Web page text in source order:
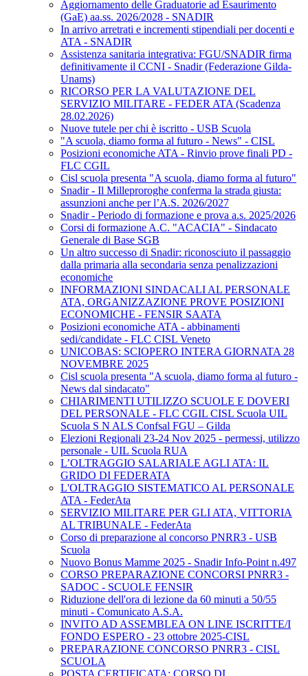
Aggiornamento delle Graduatorie ad Esaurimento
(GaE) aa.ss. 2026/2028 - SNADIR
In arrivo arretrati e incrementi stipendiali per docenti e
ATA - SNADIR
Assistenza sanitaria integrativa: FGU/SNADIR firma
definitivamente il CCNI - Snadir (Federazione Gilda-
Unams)
RICORSO PER LA VALUTAZIONE DEL
SERVIZIO MILITARE - FEDER ATA (Scadenza
28.02.2026)
Nuove tutele per chi è iscritto - USB Scuola
"A scuola, diamo forma al futuro - News" - CISL
Posizioni economiche ATA - Rinvio prove finali PD -
FLC CGIL
Cisl scuola presenta "A scuola, diamo forma al futuro"
Snadir - Il Milleproroghe conferma la strada giusta:
assunzioni anche per l’A.S. 2026/2027
Snadir - Periodo di formazione e prova a.s. 2025/2026
Corsi di formazione A.C. "ACACIA" - Sindacato
Generale di Base SGB
Un altro successo di Snadir: riconosciuto il passaggio
dalla primaria alla secondaria senza penalizzazioni
economiche
INFORMAZIONI SINDACALI AL PERSONALE
ATA, ORGANIZZAZIONE PROVE POSIZIONI
ECONOMICHE - FENSIR SAATA
Posizioni economiche ATA - abbinamenti
sedi/candidate - FLC CISL Veneto
UNICOBAS: SCIOPERO INTERA GIORNATA 28
NOVEMBRE 2025
Cisl scuola presenta "A scuola, diamo forma al futuro -
News dal sindacato"
CHIARIMENTI UTILIZZO SCUOLE E DOVERI
DEL PERSONALE - FLC CGIL CISL Scuola UIL
Scuola S N ALS Confsal FGU – Gilda
Elezioni Regionali 23-24 Nov 2025 - permessi, utilizzo
personale - UIL Scuola RUA
L’OLTRAGGIO SALARIALE AGLI ATA: IL
GRIDO DI FEDERATA
L'OLTRAGGIO SISTEMATICO AL PERSONALE
ATA - FederAta
SERVIZIO MILITARE PER GLI ATA, VITTORIA
AL TRIBUNALE - FederAta
Corso di preparazione al concorso PNRR3 - USB
Scuola
Nuovo Bonus Mamme 2025 - Snadir Info-Point n.497
CORSO PREPARAZIONE CONCORSI PNRR3 -
SADOC - SCUOLE FENSIR
Riduzione dell'ora di lezione da 60 minuti a 50/55
minuti - Comunicato A.S.A.
INVITO AD ASSEMBLEA ON LINE ISCRITTE/I
FONDO ESPERO - 23 ottobre 2025-CISL
PREPARAZIONE CONCORSO PNRR3 - CISL
SCUOLA